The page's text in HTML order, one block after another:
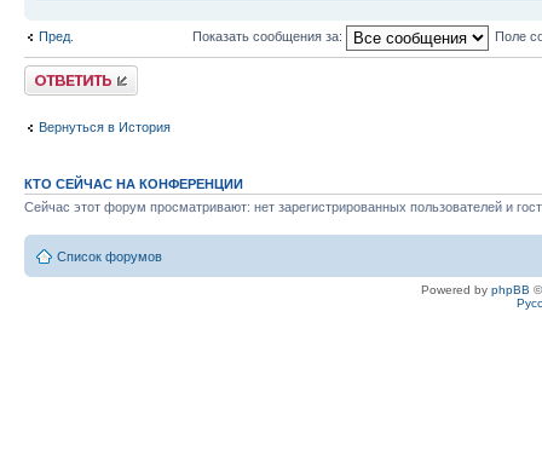
Пред. Показать сообщения за: Поле
Ответить
Вернуться в История
КТО СЕЙЧАС НА КОНФЕРЕНЦИИ
Сейчас этот форум просматривают: нет зарегистрированных пользователей и
Список форумов
Powered by phpBB